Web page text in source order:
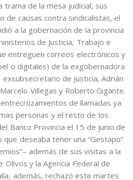
trama de la mesa judicial, sus
de causas contra sindicalistas, el
a la gobernación de la provincia
de Justicia, Trabajo e
entreguen correos electrónicos y
o digitales) de la exgobernadora
exsubsecretario de Justicia, Adrián
Villegas y Roberto Gigante.
de llamadas ya
personas y el resto de los
Banco Provincia el 15 de junio de
deseaba tener una “Gestapo”
además de sus visitas a la
Olivos y la Agencia Federal de
además, rechazó este martes